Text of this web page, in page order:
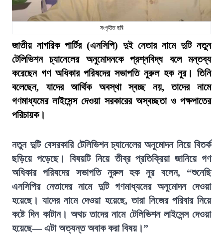
সংগৃহীত ছবি
জাতীয় নাগরিক পার্টির (এনসিপি) দুই নেতার নামে দুটি নতুন
টেলিভিশন চ্যানেলের অনুমোদনকে প্রশ্নবিদ্ধ বলে মন্তব্য
করেছেন গণ অধিকার পরিষদের সভাপতি নুরুল হক নুর। তিনি
বলেছেন, যাদের আর্থিক অবস্থা স্বচ্ছ নয়, তাদের নামে
গণমাধ্যমের লাইসেন্স দেওয়া সরকারের অস্বচ্ছতা ও পক্ষপাতের
পরিচায়ক।
নতুন দুটি বেসরকারি টেলিভিশন চ্যানেলের অনুমোদন নিয়ে বিতর্ক
ছড়িয়ে পড়েছে। বিষয়টি নিয়ে তীব্র প্রতিক্রিয়া জানিয়ে গণ
অধিকার পরিষদের সভাপতি নুরুল হক নুর বলেন, “শুনেছি
এনসিপির নেতাদের নামে দুটি গণমাধ্যমের অনুমোদন দেওয়া
হয়েছে। যাদের নামে দেওয়া হয়েছে, তারা নিজের পরিবার নিয়ে
কষ্টে দিন কাটান। অথচ তাদের নামে টেলিভিশন লাইসেন্স দেওয়া
হয়েছে— এটা অত্যন্ত অবাক করা বিষয়।”